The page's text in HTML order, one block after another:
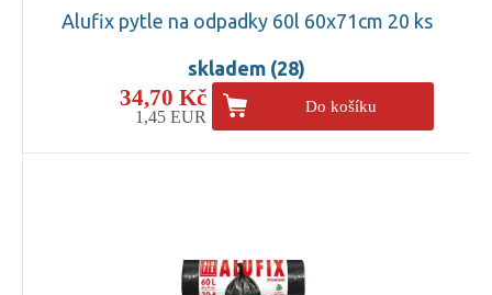
Alufix pytle na odpadky 60l 60x71cm 20 ks
skladem (28)
34,70 Kč
1,45 EUR
Do košíku